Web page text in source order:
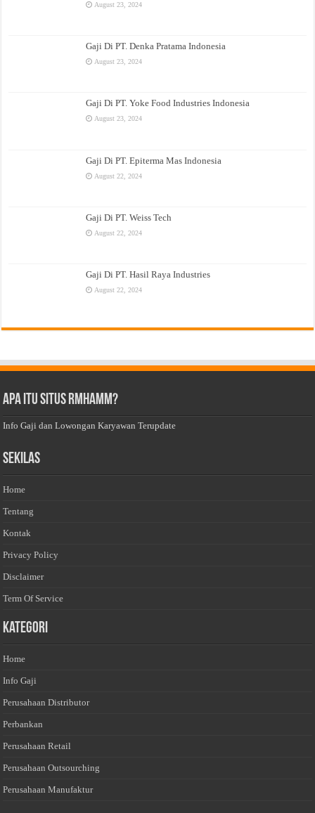
August 23, 2024
Gaji Di PT. Denka Pratama Indonesia
August 23, 2024
Gaji Di PT. Yoke Food Industries Indonesia
August 23, 2024
Gaji Di PT. Epiterma Mas Indonesia
August 22, 2024
Gaji Di PT. Weiss Tech
August 22, 2024
Gaji Di PT. Hasil Raya Industries
August 22, 2024
Apa Itu Situs Rmhamm?
Info Gaji dan Lowongan Karyawan Terupdate
Sekilas
Home
Tentang
Kontak
Privacy Policy
Disclaimer
Term Of Service
Kategori
Home
Info Gaji
Perusahaan Distributor
Perbankan
Perusahaan Retail
Perusahaan Outsourching
Perusahaan Manufaktur